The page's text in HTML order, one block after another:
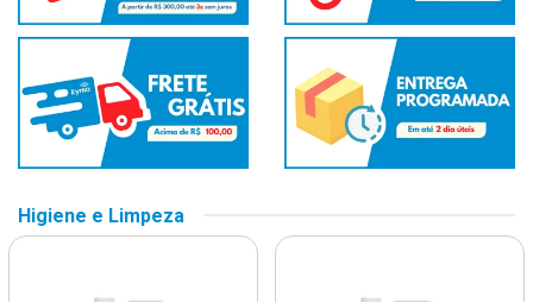
Higiene e Limpeza